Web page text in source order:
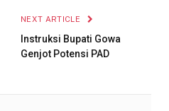
NEXT ARTICLE
Instruksi Bupati Gowa
Genjot Potensi PAD